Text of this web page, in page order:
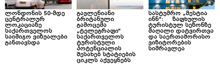
ლონდონის 50-მდე
ცენტრალურ
ლოკაციაზე
საქართველოს
საიმიჯო ვიზუალები
განთავსდა
გავლენიანი
ბრიტანული
გამოცემა
„ტელეგრაფი“
საქართველოს
ტურისტული
პოტენციალის
შესახებ სტატიების
ციკლს აქვეყნებს
სასტუმრო „მესტია
ინნ“: ზაფხულის
ტურისტულ სეზონზე
მაღალი დატვირთვა
და საერთაშორისო
ვიზიტორების
სიმრავლეა